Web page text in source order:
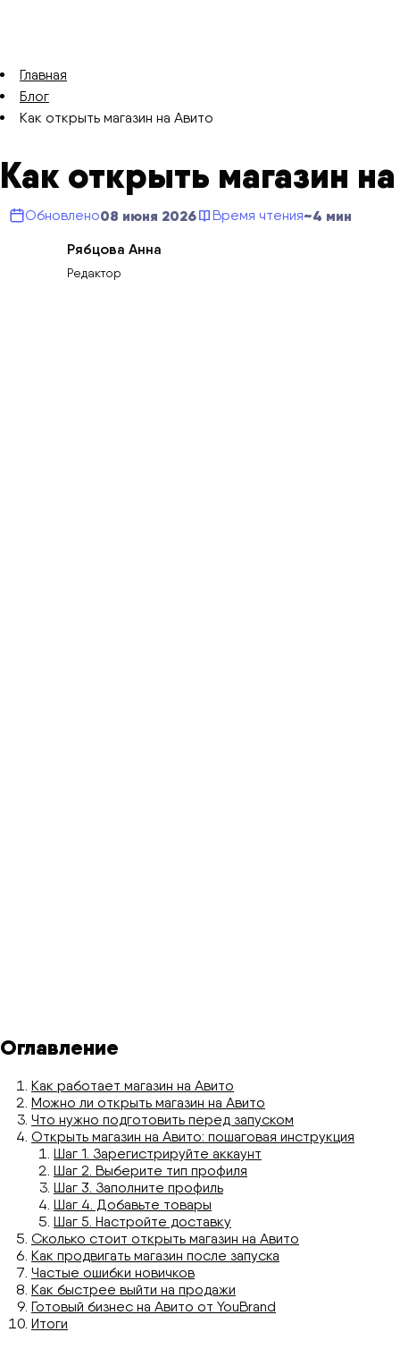
Главная
Блог
Как открыть магазин на Авито
Как открыть магазин
Обновлено08 июня 2026 Время чтения~4 мин
Рябцова Анна
Редактор
Оглавление
Как работает магазин на Авито
Можно ли открыть магазин на Авито
Что нужно подготовить перед запуском
Открыть магазин на Авито: пошаговая инструкция
Шаг 1. Зарегистрируйте аккаунт
Шаг 2. Выберите тип профиля
Шаг 3. Заполните профиль
Шаг 4. Добавьте товары
Шаг 5. Настройте доставку
Сколько стоит открыть магазин на Авито
Как продвигать магазин после запуска
Частые ошибки новичков
Как быстрее выйти на продажи
Готовый бизнес на Авито от YouBrand
Итоги